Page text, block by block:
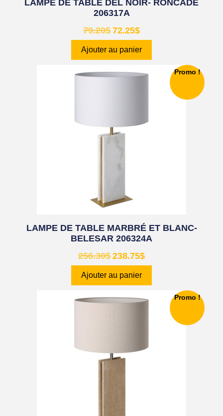
LAMPE DE TABLE DEL NOIR- RONCADE
206317A
79.20$ 72.25$
Ajouter au panier
Promo !
LAMPE DE TABLE MARBRÉ ET BLANC-
BELESAR 206324A
256.30$ 238.75$
Ajouter au panier
Promo !